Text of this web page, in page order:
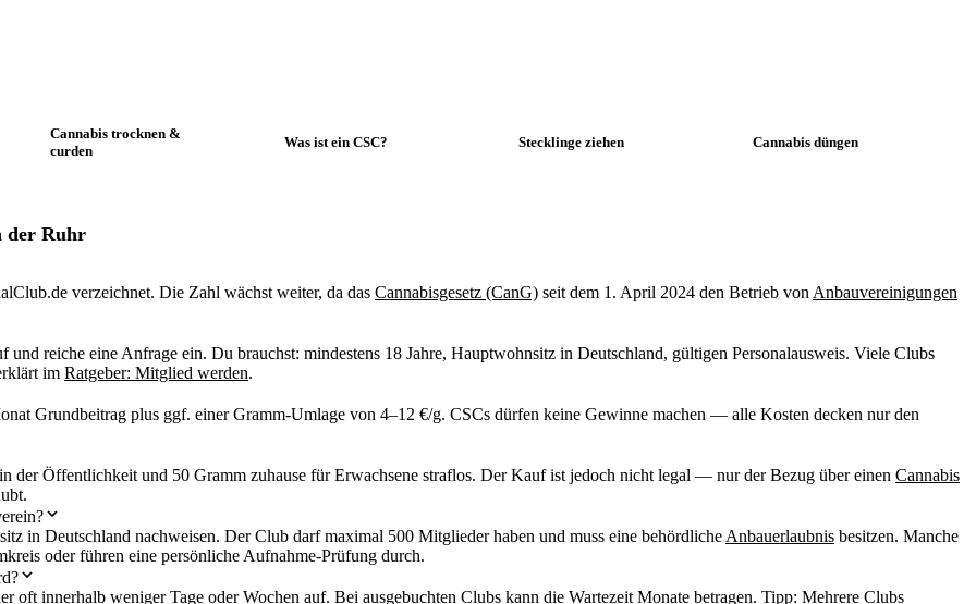
Cannabis trocknen &
curden
Was ist ein CSC? Stecklinge ziehen Cannabis düngen
der Ruhr
verzeichnet. Die Zahl wächst weiter, da das Cannabisgesetz (CanG) seit dem 1. April 2024 den Betrieb von Anbauvereinigungen
reiche eine Anfrage ein. Du brauchst: mindestens 18 Jahre, Hauptwohnsitz in Deutschland, gültigen Personalausweis. Viele Clubs
im Ratgeber: Mitglied werden.
Grundbeitrag plus ggf. einer Gramm-Umlage von 4–12 €/g. CSCs dürfen keine Gewinne machen — alle Kosten decken nur den
der Öffentlichkeit und 50 Gramm zuhause für Erwachsene straflos. Der Kauf ist jedoch nicht legal — nur der Bezug über einen Cannabis
in Deutschland nachweisen. Der Club darf maximal 500 Mitglieder haben und muss eine behördliche Anbauerlaubnis besitzen. Manche
oder führen eine persönliche Aufnahme-Prüfung durch.
oft innerhalb weniger Tage oder Wochen auf. Bei ausgebuchten Clubs kann die Wartezeit Monate betragen. Tipp: Mehrere Clubs